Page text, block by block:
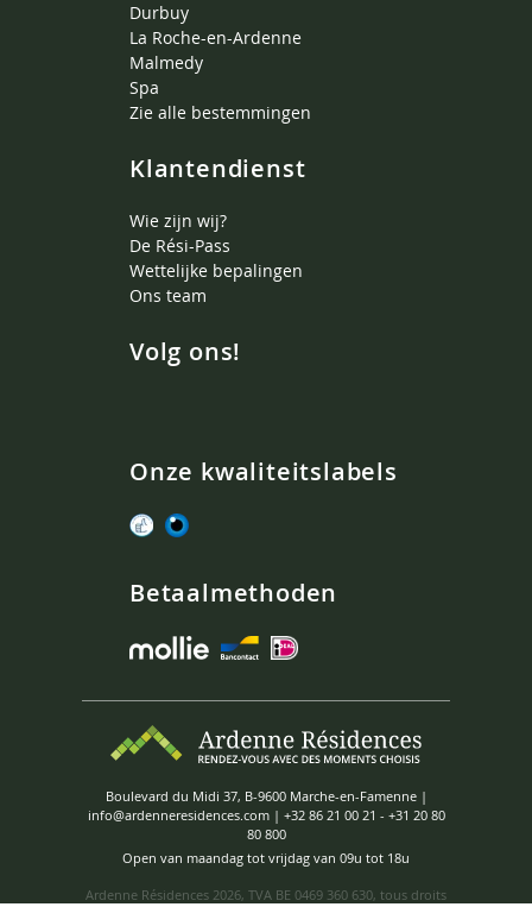
Durbuy
La Roche-en-Ardenne
Malmedy
Spa
Zie alle bestemmingen
Klantendienst
Wie zijn wij?
De Rési-Pass
Wettelijke bepalingen
Ons team
Volg ons!
Onze kwaliteitslabels
Betaalmethoden
Boulevard du Midi 37, B-9600 Marche-en-Famenne |
info@ardenneresidences.com| +32 86 21 00 21 - +31 20 80
80 800
Open van maandag tot vrijdag van 09u tot 18u
Ardenne Résidences 2026, TVA BE 0469 360 630, tous droits